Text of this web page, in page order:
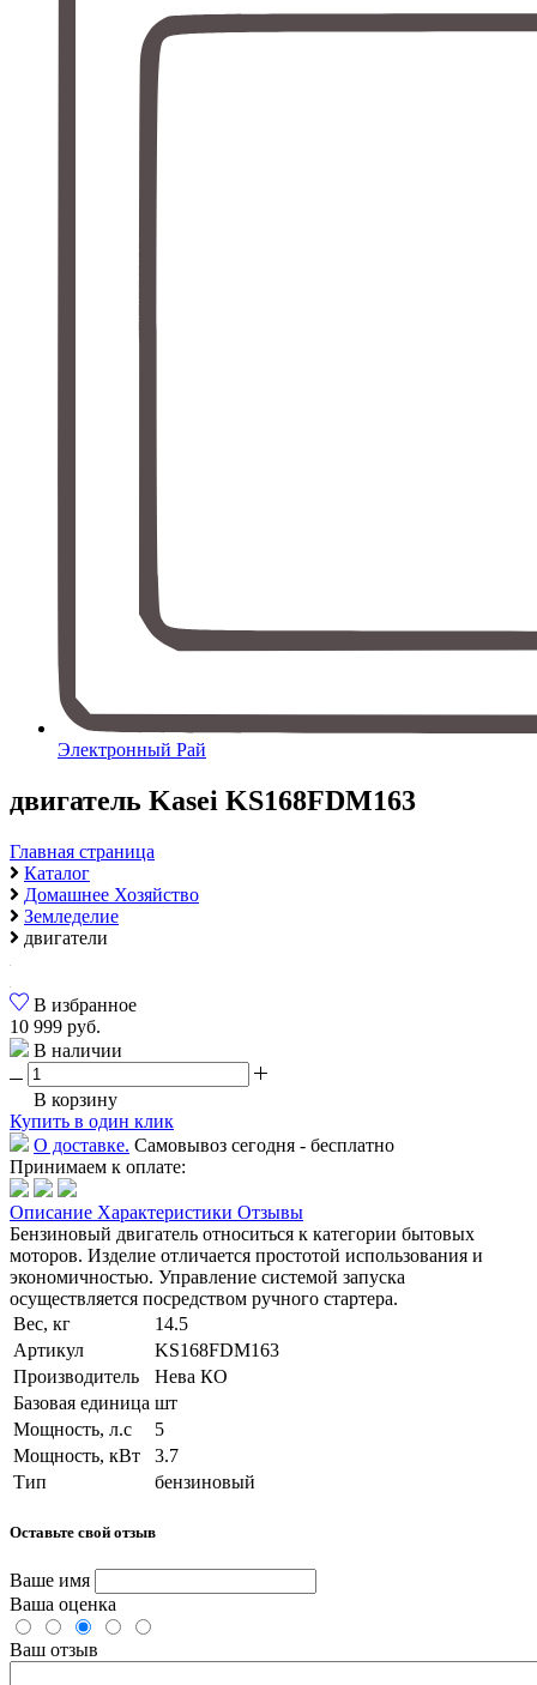
Электронный Рай
двигатель Kasei KS168FDM163
Главная страница
Каталог
Домашнее Хозяйство
Земледелие
двигатели
В избранное
10 999 руб.
В наличии
В корзину
Купить в один клик
О доставке. Самовывоз сегодня - бесплатно
Принимаем к оплате:
Описание Характеристики Отзывы
Бензиновый двигатель относиться к категории бытовых
моторов. Изделие отличается простотой использования и
экономичностью. Управление системой запуска
осуществляется посредством ручного стартера.
Вес, кг
14.5
Артикул
KS168FDM163
Производитель
Нева КО
Базовая единица шт
Мощность, л.с
5
Мощность, кВт
3.7
Тип
бензиновый
Оставьте свой отзыв
Ваше имя
Ваша оценка
Ваш отзыв